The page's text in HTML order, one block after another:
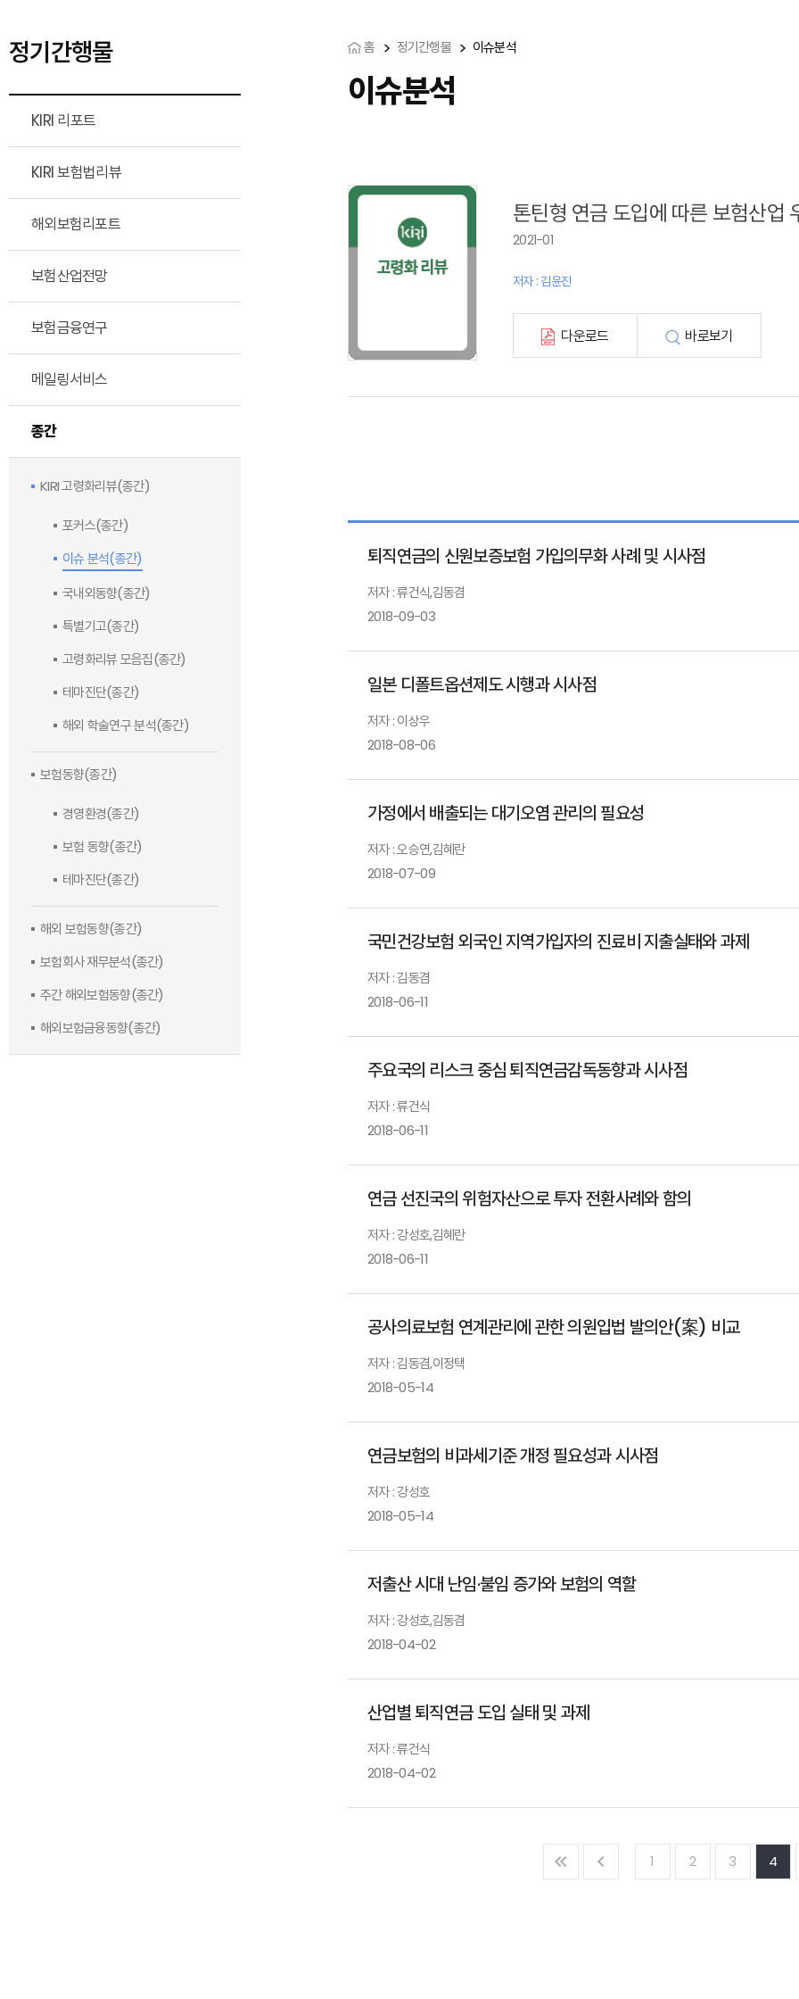
정기간행물
KIRI 리포트
KIRI 보험법리뷰
해외보험리포트
보험산업전망
보험금융연구
메일링서비스
종간
KIRI 고령화리뷰(종간)
포커스(종간)
이슈 분석(종간)
국내외동향(종간)
특별기고(종간)
고령화리뷰 모음집(종간)
테마진단(종간)
해외 학술연구 분석(종간)
보험동향(종간)
경영환경(종간)
보험 동향(종간)
테마진단(종간)
해외 보험동향(종간)
보험회사 재무분석(종간)
주간 해외보험동향(종간)
해외보험금융동향(종간)
홈 정기간행물 이슈분석
이슈분석
톤틴형 연금 도입에 따른 보험산업
2021-01
저자 : 김윤진
다운로드 바로보기
퇴직연금의 신원보증보험 가입의무화 사례 및 시사점
저자 : 류건식,김동겸
2018-09-03
일본 디폴트옵션제도 시행과 시사점
저자 : 이상우
2018-08-06
가정에서 배출되는 대기오염 관리의 필요성
저자 : 오승연,김혜란
2018-07-09
국민건강보험 외국인 지역가입자의 진료비 지출실태와 과제
저자 : 김동겸
2018-06-11
주요국의 리스크 중심 퇴직연금감독동향과 시사점
저자 : 류건식
2018-06-11
연금 선진국의 위험자산으로 투자 전환사례와 함의
저자 : 강성호,김혜란
2018-06-11
공사의료보험 연계관리에 관한 의원입법 발의안(案) 비교
저자 : 김동겸,이정택
2018-05-14
연금보험의 비과세기준 개정 필요성과 시사점
저자 : 강성호
2018-05-14
저출산 시대 난임·불임 증가와 보험의 역할
저자 : 강성호,김동겸
2018-04-02
산업별 퇴직연금 도입 실태 및 과제
저자 : 류건식
2018-04-02
1 2 3 4